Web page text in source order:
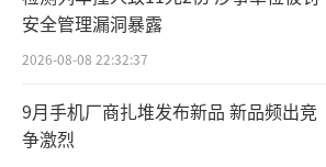
安全管理漏洞暴露
2026-08-08 22:32:37
9月手机厂商扎堆发布新品 新品频出竞
争激烈